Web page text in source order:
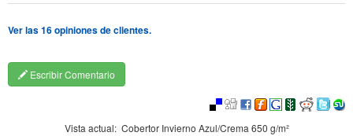
Ver las 16 opiniones de clientes.
Escribir Comentario
Vista actual: Cobertor Invierno Azul/Crema 650 g/m²